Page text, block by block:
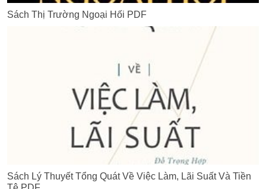
Sách Thị Trường Ngoại Hối PDF
Sách Lý Thuyết Tổng Quát Về Việc Làm, Lãi Suất Và Tiền